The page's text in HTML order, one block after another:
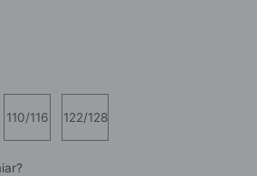
110/116 122/128